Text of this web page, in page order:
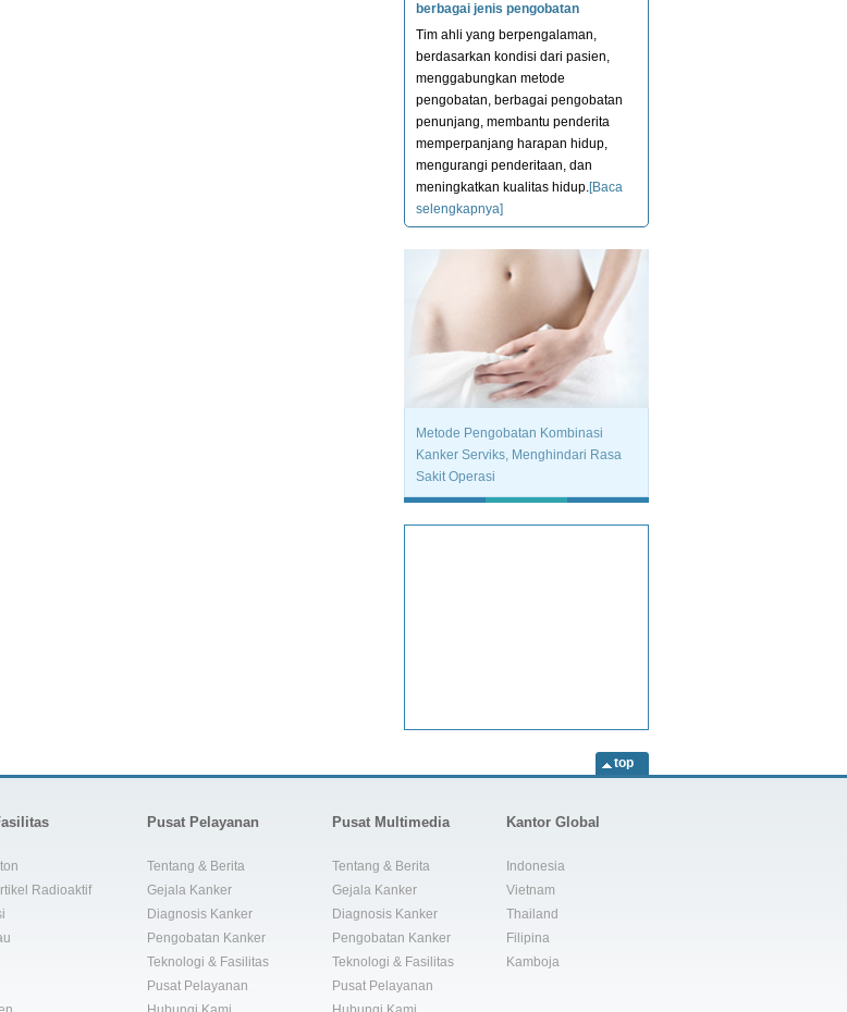
berbagai jenis pengobatan
Tim ahli yang berpengalaman,
berdasarkan kondisi dari pasien,
menggabungkan metode
pengobatan, berbagai pengobatan
penunjang, membantu penderita
memperpanjang harapan hidup,
mengurangi penderitaan, dan
meningkatkan kualitas hidup.[Baca
selengkapnya]
Metode Pengobatan Kombinasi
Kanker Serviks, Menghindari Rasa
Sakit Operasi
top
Radioaktif
Pusat Pelayanan
Tentang & Berita
Gejala Kanker
Diagnosis Kanker
Pengobatan Kanker
Teknologi & Fasilitas
Pusat Pelayanan
Pusat Multimedia
Tentang & Berita
Gejala Kanker
Diagnosis Kanker
Pengobatan Kanker
Teknologi & Fasilitas
Pusat Pelayanan
Kantor Global
Indonesia
Vietnam
Thailand
Filipina
Kamboja